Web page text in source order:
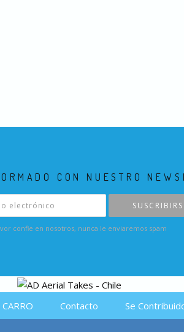
CON NUESTRO
confie en nosotros, nunca le enviaremos spam
CARRO Contacto Se